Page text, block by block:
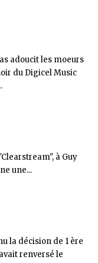
adoucit les moeurs
du Digicel Music
à Guy
une...
la décision de 1 ère
renversé le